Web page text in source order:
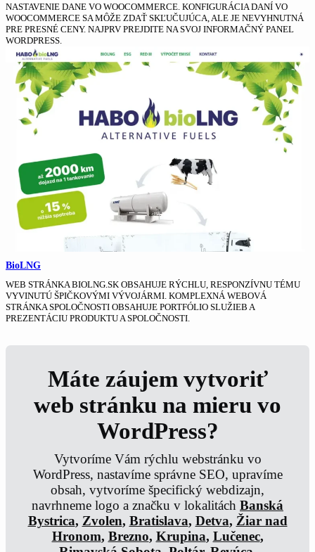
NASTAVENIE DANE VO WOOCOMMERCE. KONFIGURÁCIA DANÍ VO
WOOCOMMERCE SA MÔŽE ZDAŤ SKĽUČUJÚCA, ALE JE NEVYHNUTNÁ
PRE PRESNÉ CENY. NAJPRV PREJDITE NA SVOJ INFORMAČNÝ PANEL
WORDPRESS.
BioLNG
WEB STRÁNKA BIOLNG.SK OBSAHUJE RÝCHLU, RESPONZÍVNU TÉMU
VYVINUTÚ ŠPIČKOVÝMI VÝVOJÁRMI. KOMPLEXNÁ WEBOVÁ
STRÁNKA SPOLOČNOSTI OBSAHUJE PORTFÓLIO SLUŽIEB A
PREZENTÁCIU PRODUKTU A SPOLOČNOSTI.
Máte záujem vytvoriť
web stránku na mieru vo
WordPress?
Vytvoríme Vám rýchlu webstránku vo
WordPress, nastavíme správne SEO, upravíme
obsah, vytvoríme špecifický webdizajn,
navrhneme logo a značku v lokalitách Banská
Bystrica, Zvolen, Bratislava, Detva, Žiar nad
Hronom, Brezno, Krupina, Lučenec,